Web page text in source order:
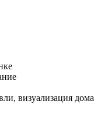
визуализация дома